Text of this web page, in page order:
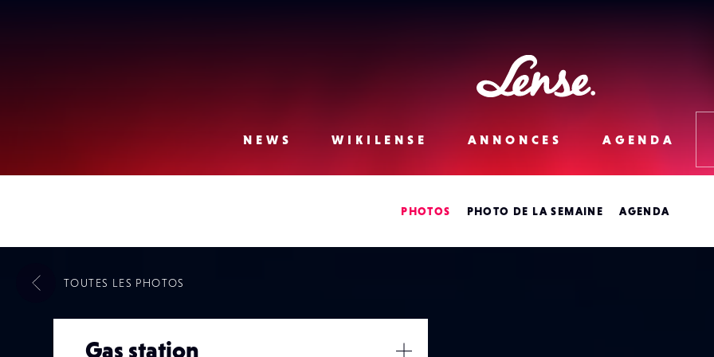
Lense
NEWS
WIKILENSE ANNONCES AGENDA
PHOTOS PHOTO DE LA SEMAINE AGENDA
Gas station
TOUTES LES PHOTOS